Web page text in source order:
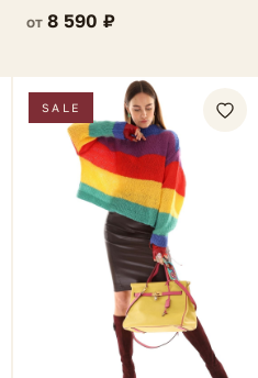
от 8 590 ₽
SALE